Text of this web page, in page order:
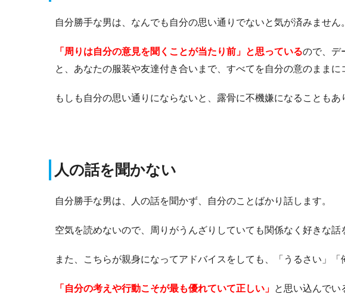
自分勝手な男は、なんでも自分の思い通りでないと気が済みません。
「周りは自分の意見を聞くことが当たり前」と思っているので、デ
と、あなたの服装や友達付き合いまで、すべてを自分の意のままに
もしも自分の思い通りにならないと、露骨に不機嫌になることもあ
人の話を聞かない
自分勝手な男は、人の話を聞かず、自分のことばかり話します。
空気を読めないので、周りがうんざりしていても関係なく好きな話
また、こちらが親身になってアドバイスをしても、「うるさい」「
「自分の考えや行動こそが最も優れていて正しい」 と思い込んでい